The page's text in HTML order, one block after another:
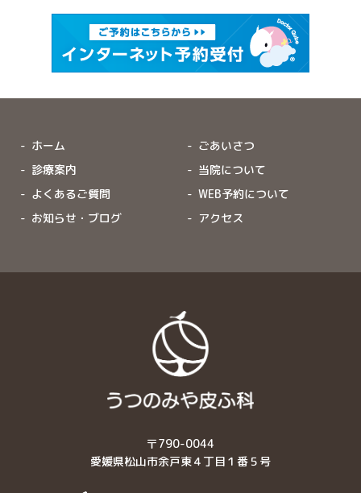
ホーム
ごあいさつ
診療案内
当院について
よくあるご質問
WEB予約について
お知らせ・ブログ
アクセス
〒790-0044
愛媛県松山市余戸東４丁目１番５号